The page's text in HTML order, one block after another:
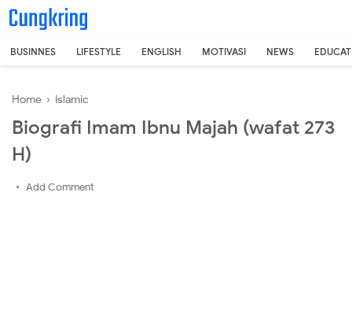
-->
BUSINNES LIFESTYLE ENGLISH MOTIVASI NEWS
Home › Islamic
Biografi Imam Ibnu Majah (wafat 273
H)
Add Comment